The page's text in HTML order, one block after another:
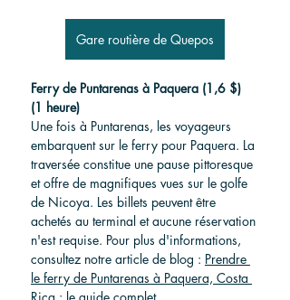
Gare routière de Quepos
Ferry de Puntarenas à Paquera (1,6 $)
(1 heure)
Une fois à Puntarenas, les voyageurs
embarquent sur le ferry pour Paquera. La
traversée constitue une pause pittoresque
et offre de magnifiques vues sur le golfe
de Nicoya. Les billets peuvent être
achetés au terminal et aucune réservation
n'est requise. Pour plus d'informations,
consultez notre article de blog : Prendre
le ferry de Puntarenas à Paquera, Costa
Rica : le guide complet.